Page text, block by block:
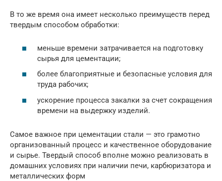
В то же время она имеет несколько преимуществ перед
твердым способом обработки:
меньше времени затрачивается на подготовку
сырья для цементации;
более благоприятные и безопасные условия для
труда рабочих;
ускорение процесса закалки за счет сокращения
времени на выдержку изделий.
Самое важное при цементации стали — это грамотно
организованный процесс и качественное оборудование
и сырье. Твердый способ вполне можно реализовать в
домашних условиях при наличии печи, карбюризатора и
металлических форм